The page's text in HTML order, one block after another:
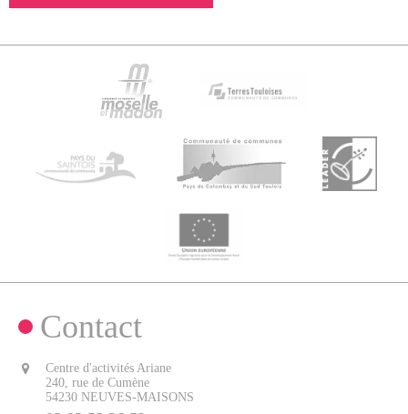
Contact
Centre d'activités Ariane
240, rue de Cumène
54230 NEUVES-MAISONS